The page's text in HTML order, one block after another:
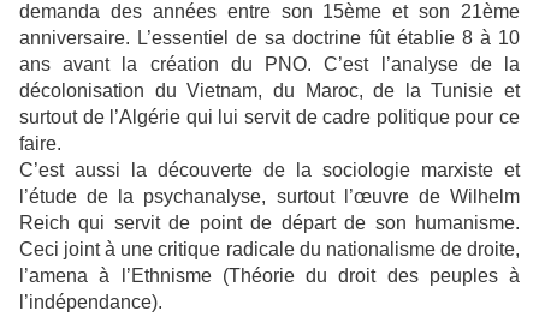
demanda des années entre son 15ème et son 21ème
anniversaire. L’essentiel de sa doctrine fût établie 8 à 10
ans avant la création du PNO. C’est l’analyse de la
décolonisation du Vietnam, du Maroc, de la Tunisie et
surtout de l’Algérie qui lui servit de cadre politique pour ce
faire.
C’est aussi la découverte de la sociologie marxiste et
l’étude de la psychanalyse, surtout l’œuvre de Wilhelm
Reich qui servit de point de départ de son humanisme.
Ceci joint à une critique radicale du nationalisme de droite,
l’amena à l’Ethnisme (Théorie du droit des peuples à
l’indépendance).